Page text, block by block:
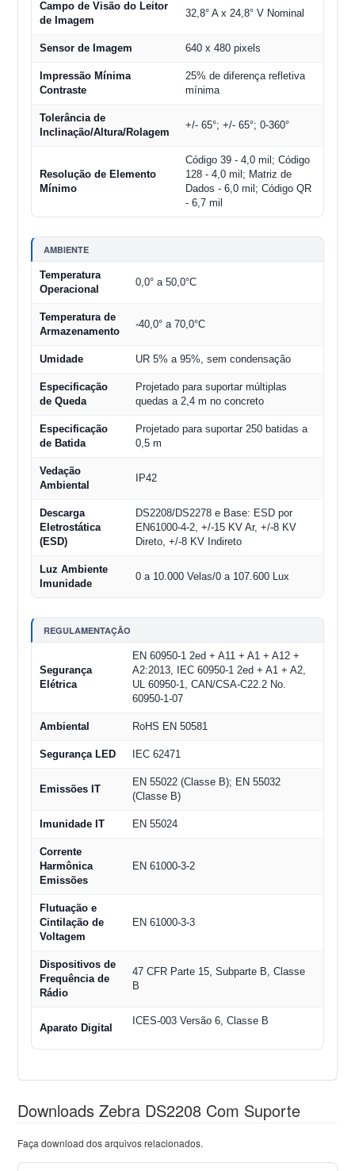
Campo de Visão do Leitor
de Imagem
32,8° A x 24,8° V Nominal
Sensor de Imagem 640 x 480 pixels
Impressão Mínima
Contraste
25% de diferença refletiva
mínima
Tolerância de
Inclinação/Altura/Rolagem
+/- 65°; +/- 65°; 0-360°
Resolução de Elemento
Mínimo
Código 39 - 4,0 mil; Código
128 - 4,0 mil; Matriz de
Dados - 6,0 mil; Código QR
- 6,7 mil
AMBIENTE
Temperatura
Operacional
0,0° a 50,0°C
Temperatura de
Armazenamento
-40,0° a 70,0°C
Umidade UR 5% a 95%, sem condensação
Especificação
de Queda
Projetado para suportar múltiplas
quedas a 2,4 m no concreto
Especificação
de Batida
Projetado para suportar 250 batidas a
0,5 m
Vedação
Ambiental
IP42
Descarga
Eletrostática
(ESD)
DS2208/DS2278 e Base: ESD por
EN61000-4-2, +/-15 KV Ar, +/-8 KV
Direto, +/-8 KV Indireto
Luz Ambiente
Imunidade
0 a 10.000 Velas/0 a 107.600 Lux
REGULAMENTAÇÃO
Segurança
Elétrica
EN 60950-1 2ed + A11 + A1 + A12 +
A2:2013, IEC 60950-1 2ed + A1 + A2,
UL 60950-1, CAN/CSA-C22.2 No.
60950-1-07
Ambiental RoHS EN 50581
Segurança LED IEC 62471
Emissões IT
EN 55022 (Classe B); EN 55032
(Classe B)
Imunidade IT EN 55024
Corrente
Harmônica
Emissões
EN 61000-3-2
Flutuação e
Cintilação de
Voltagem
EN 61000-3-3
Dispositivos de
Frequência de
Rádio
47 CFR Parte 15, Subparte B, Classe
B
Aparato Digital
ICES-003 Versão 6, Classe B
Downloads Zebra DS2208 Com Suporte
Faça download dos arquivos relacionados.